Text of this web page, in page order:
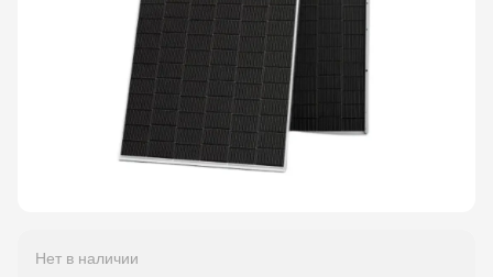
Нет в наличии